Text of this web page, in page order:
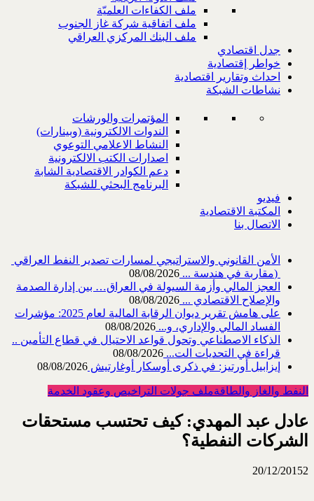
ملف الكفاءات العلميّة
ملف اتفاقية شركة غاز الجنوب
ملف البنك المركزي العراقي
جدل اقتصادي
خواطر إقتصادية
احداث وتقارير اقتصادية
نشاطات الشبكة
المؤتمرات والورشات
الندوات الالكترونية (وبينارات)
النشاط الاعلامي التوعوي
اصدارات الكتب الالكترونية
دعم الكوادر الاقتصادية الشابة
البرنامج البحثي للشبكة
فيديو
المكتبة الاقتصادية
الاتصال بنا
‎) ‎مقاربة في هندسة ...
08/08/2026
العجز المالي وأزمة السيولة في العراق… بين إدارة الصدمة
والإصلاح الاقتصادي ... 08/08/2026
على هامش تقرير ديوان الرقابة المالية لعام 2025: مؤشرات
الفساد المالي والإداري، و... 08/08/2026
الذكاء الاصطناعي وتحول قواعد الاحتيال في قطاع ‏التأمين ..
قراءة في التحديات الت... 08/08/2026
إيزابيل أورتيز: في ذكرى ‏أوسكار أوغارتيش 08/08/2026
النفط والغاز والطاقةملف جولات التراخيص وعقود الخدمة
عادل عبد المهدي: كيف تحتسب مستحقات
الشركات النفطية؟
20/12/20152